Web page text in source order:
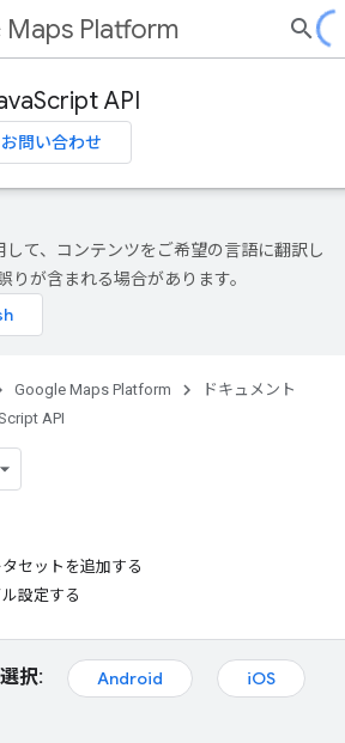
Maps Platform
API
お問い合わせ
して、コンテンツをご希望の言語に翻訳し
りが含まれる場合があります。
Google Maps Platform
ドキュメント
API
セットを追加する
設定する
択: Android
iOS